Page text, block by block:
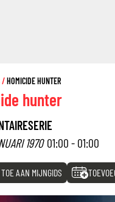
HOMICIDE HUNTER
hunter
1970 01:00 - 01:00
TOE AAN MIJNGIDS